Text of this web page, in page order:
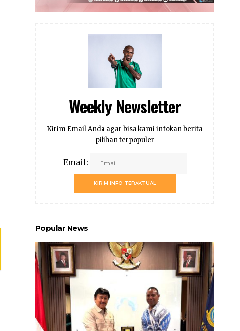
Weekly Newsletter
Kirim Email Anda agar bisa kami infokan berita
pilihan terpopuler
Email:
KIRIM INFO TERAKTUAL
Popular News